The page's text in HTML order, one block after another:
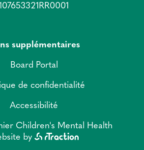
supplémentaires
Board Portal
de confidentialité
Accessibilité
Children's Mental Health
by